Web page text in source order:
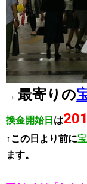
→最寄りの
換金開始日は
↑この日より前に
ます。